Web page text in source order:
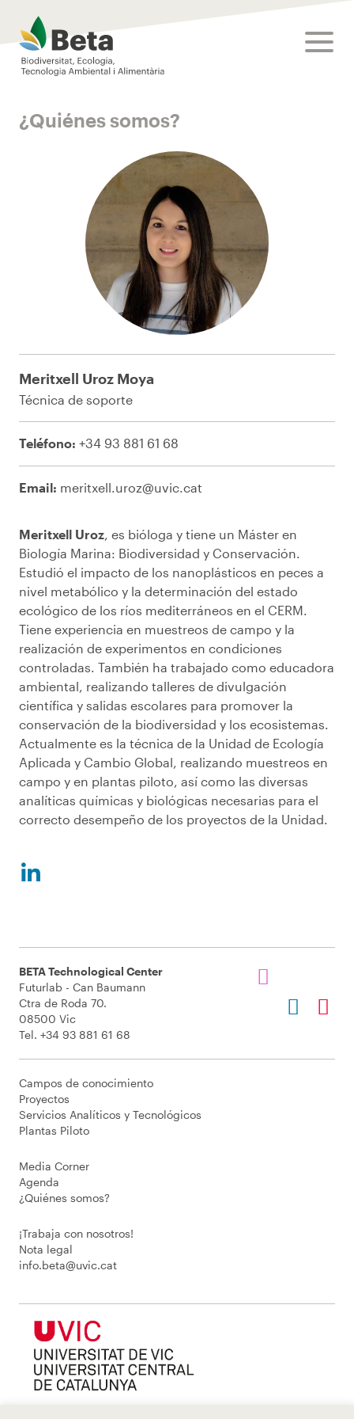
Beta Tech Center
¿Quiénes somos?
Meritxell Uroz Moya
Técnica de soporte
Teléfono: +34 93 881 61 68
Email: meritxell.uroz@uvic.cat
Meritxell Uroz, es bióloga y tiene un Máster en
Biología Marina: Biodiversidad y Conservación.
Estudió el impacto de los nanoplásticos en peces a
nivel metabólico y la determinación del estado
ecológico de los ríos mediterráneos en el CERM.
Tiene experiencia en muestreos de campo y la
realización de experimentos en condiciones
controladas. También ha trabajado como educadora
ambiental, realizando talleres de divulgación
científica y salidas escolares para promover la
conservación de la biodiversidad y los ecosistemas.
Actualmente es la técnica de la Unidad de Ecología
Aplicada y Cambio Global, realizando muestreos en
campo y en plantas piloto, así como las diversas
analíticas químicas y biológicas necesarias para el
correcto desempeño de los proyectos de la Unidad.
BETA Technological Center
Futurlab - Can Baumann
Ctra de Roda 70.
08500 Vic
Tel. +34 93 881 61 68
Campos de conocimiento
Proyectos
Servicios Analíticos y Tecnológicos
Plantas Piloto
Media Corner
Agenda
¿Quiénes somos?
¡Trabaja con nosotros!
Nota legal
info.beta@uvic.cat